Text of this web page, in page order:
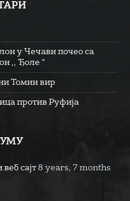
у Чечави почео са
,, Ђоле “
Томин вир
против Руфија
сајт 8 years, 7 months